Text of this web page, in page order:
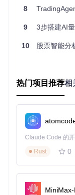
部署安全保
在高杠杆的交易
道坚实的安全防线
账户整体杠杆率
单笔交易风险敞
策略最大回撤，
实际操作中，建
5%。当市场出现
实现效能提升
8 TradingAgents-
9 3步搭建AI
10 股票智能分析平
热门项目推荐相
Rust
0
MiniMax-